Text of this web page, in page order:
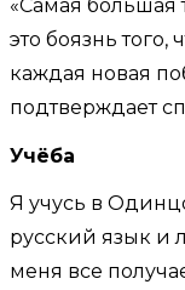
«Самая
это боязнь
каждая новая
подтверждает
Учёба
Я учусь в
русский язык и
меня все